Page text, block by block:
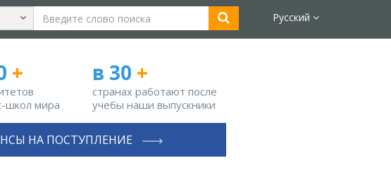
Русский
+
школ мира
в 30 +
странах работают после
учебы наши выпускники
НА ПОСТУПЛЕНИЕ